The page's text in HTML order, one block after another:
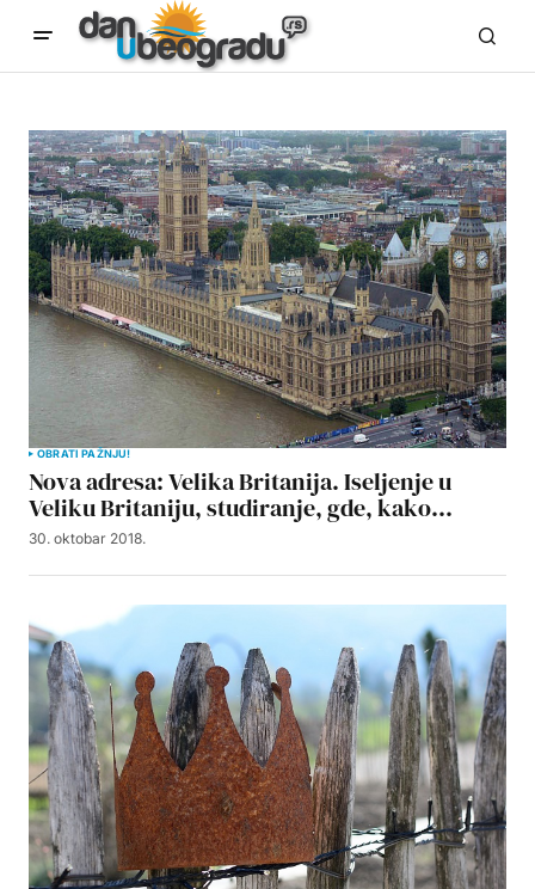
OBRATI PAŽNJU!
Nova adresa: Velika Britanija. Iseljenje u
Veliku Britaniju, studiranje, gde, kako…
30. oktobar 2018.